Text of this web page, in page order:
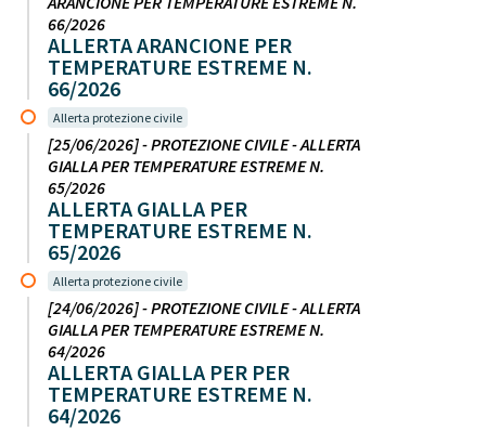
66/2026
ALLERTA ARANCIONE PER
TEMPERATURE ESTREME N.
66/2026
Allerta protezione civile
[25/06/2026] - PROTEZIONE CIVILE - ALLERTA
GIALLA PER TEMPERATURE ESTREME N.
65/2026
ALLERTA GIALLA PER
TEMPERATURE ESTREME N.
65/2026
Allerta protezione civile
[24/06/2026] - PROTEZIONE CIVILE - ALLERTA
GIALLA PER TEMPERATURE ESTREME N.
64/2026
ALLERTA GIALLA PER PER
TEMPERATURE ESTREME N.
64/2026